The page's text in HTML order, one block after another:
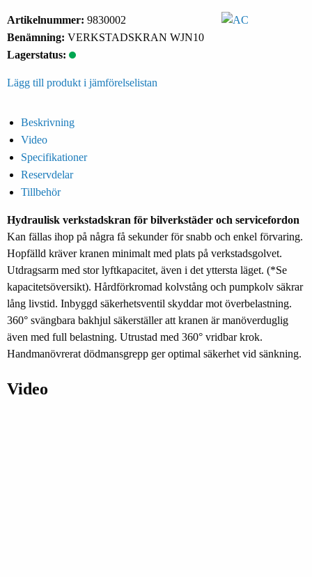
Artikelnummer: 9830002
Benämning: VERKSTADSKRAN WJN10
Lagerstatus:
Lägg till produkt i jämförelselistan
Beskrivning
Video
Specifikationer
Reservdelar
Tillbehör
Hydraulisk verkstadskran för bilverkstäder och servicefordon
Kan fällas ihop på några få sekunder för snabb och enkel förvaring.
Hopfälld kräver kranen minimalt med plats på verkstadsgolvet.
Utdragsarm med stor lyftkapacitet, även i det yttersta läget. (*Se
kapacitetsöversikt). Hårdförkromad kolvstång och pumpkolv säkrar
lång livstid. Inbyggd säkerhetsventil skyddar mot överbelastning.
360° svängbara bakhjul säkerställer att kranen är manöverduglig
även med full belastning. Utrustad med 360° vridbar krok.
Handmanövrerat dödmansgrepp ger optimal säkerhet vid sänkning.
Video